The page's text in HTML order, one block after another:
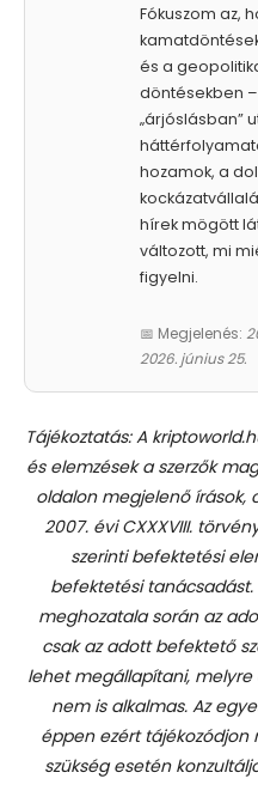
Fókuszom az,
és a
döntésekben
„árjóslásban”
hozamok, a
hírek mögött
változott, mi
figyelni.
📅 Megjelenés:
2026. június 25.
Tájékoztatás: A
és elemzések a szerzők
oldalon megjelenő írások,
2007. évi CXXXVIII.
szerinti befektetési
befektetési tanácsadást.
meghozatala során az
csak az adott befektető
lehet megállapítani, melyre
nem is alkalmas. Az
éppen ezért tájékozódjon
szükség esetén